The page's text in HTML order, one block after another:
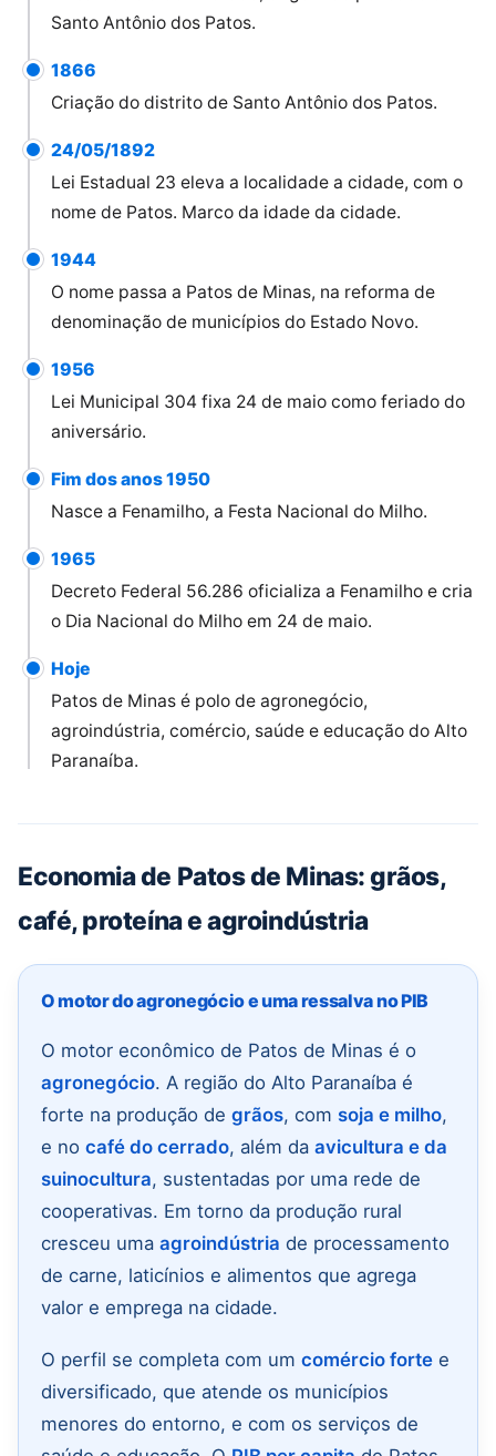
Santo Antônio dos Patos.
1866
Criação do distrito de Santo Antônio dos Patos.
24/05/1892
Lei Estadual 23 eleva a localidade a cidade, com o
nome de Patos. Marco da idade da cidade.
1944
O nome passa a Patos de Minas, na reforma de
denominação de municípios do Estado Novo.
1956
Lei Municipal 304 fixa 24 de maio como feriado do
aniversário.
Fim dos anos 1950
Nasce a Fenamilho, a Festa Nacional do Milho.
1965
Decreto Federal 56.286 oficializa a Fenamilho e cria
o Dia Nacional do Milho em 24 de maio.
Hoje
Patos de Minas é polo de agronegócio,
agroindústria, comércio, saúde e educação do Alto
Paranaíba.
Economia de Patos de Minas: grãos,
café, proteína e agroindústria
O motor do agronegócio e uma ressalva no PIB
O motor econômico de Patos de Minas é o
agronegócio. A região do Alto Paranaíba é
forte na produção de grãos, com soja e milho,
e no café do cerrado, além da avicultura e da
suinocultura, sustentadas por uma rede de
cooperativas. Em torno da produção rural
cresceu uma agroindústria de processamento
de carne, laticínios e alimentos que agrega
valor e emprega na cidade.
O perfil se completa com um comércio forte e
diversificado, que atende os municípios
menores do entorno, e com os serviços de